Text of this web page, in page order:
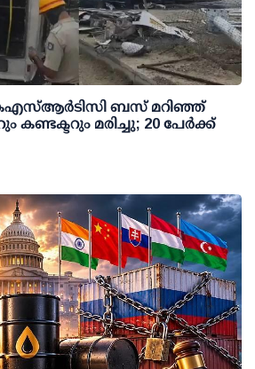
ബസ് മറിഞ്ഞ്
മരിച്ചു; 20 പേര്‍ക്ക്